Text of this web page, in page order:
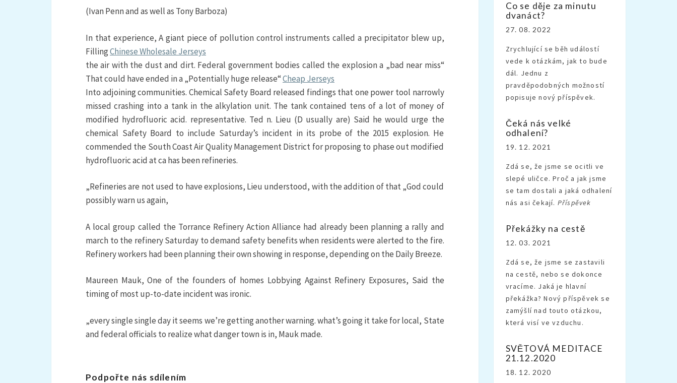
(Ivan Penn and as well as Tony Barboza)
In that experience, A giant piece of pollution control instruments called a precipitator blew up,
FillingChinese Wholesale Jerseys
the air with the dust and dirt. Federal government bodies called the explosion a „bad near miss“
That could have ended in a „Potentially huge release“Cheap Jerseys
Into adjoining communities. Chemical Safety Board released findings that one power tool narrowly
missed crashing into a tank in the alkylation unit. The tank contained tens of a lot of money of
modified hydrofluoric acid. representative. Ted n. Lieu (D usually are) Said he would urge the
chemical Safety Board to include Saturday’s incident in its probe of the 2015 explosion. He
commended the South Coast Air Quality Management District for proposing to phase out modified
hydrofluoric acid at ca has been refineries.
„Refineries are not used to have explosions, Lieu understood, with the addition of that „God could
possibly warn us again,
A local group called the Torrance Refinery Action Alliance had already been planning a rally and
march to the refinery Saturday to demand safety benefits when residents were alerted to the fire.
Refinery workers had been planning their own showing in response, depending on the Daily Breeze.
Maureen Mauk, One of the founders of homes Lobbying Against Refinery Exposures, Said the
timing of most up-to-date incident was ironic.
„every single single day it seems we’re getting another warning. what’s going it take for local, State
and federal officials to realize what danger town is in, Mauk made.
Podpořte nás sdílením
Co se děje za minutu
dvanáct?
27. 08. 2022
Zrychlující se běh událostí
vede k otázkám, jak to bude
dál. Jednu z
pravděpodobných možností
popisuje nový příspěvek.
Čeká nás velké
odhalení?
19. 12. 2021
Zdá se, že jsme se ocitli ve
slepé uličce. Proč a jak jsme
se tam dostali a jaká odhalení
nás asi čekají. Příspěvek
Překážky na cestě
12. 03. 2021
Zdá se, že jsme se zastavili
na cestě, nebo se dokonce
vracíme. Jaká je hlavní
překážka? Nový příspěvek se
zamýšlí nad touto otázkou,
která visí ve vzduchu.
SVĚTOVÁ MEDITACE
21.12.2020
18. 12. 2020